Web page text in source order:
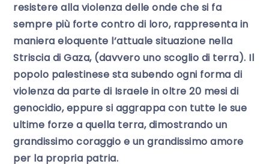
resistere alla violenza delle onde che si fa
sempre più forte contro di loro, rappresenta in
maniera eloquente l’attuale situazione nella
Striscia di Gaza, (davvero uno scoglio di terra). Il
popolo palestinese sta subendo ogni forma di
violenza da parte di Israele in oltre 20 mesi di
genocidio, eppure si aggrappa con tutte le sue
ultime forze a quella terra, dimostrando un
grandissimo coraggio e un grandissimo amore
per la propria patria.